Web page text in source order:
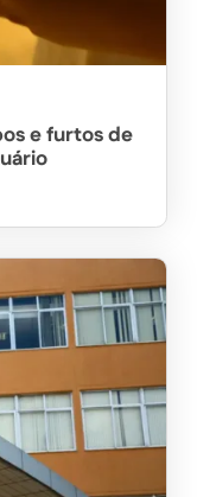
e furtos de